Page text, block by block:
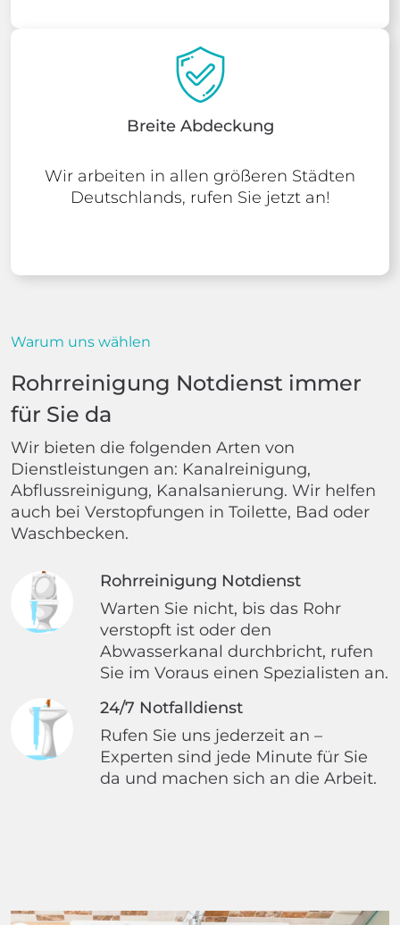
Breite Abdeckung
Wir arbeiten in allen größeren Städten
Deutschlands, rufen Sie jetzt an!
Warum uns wählen
Rohrreinigung Notdienst immer
für Sie da
Wir bieten die folgenden Arten von
Dienstleistungen an: Kanalreinigung,
Abflussreinigung, Kanalsanierung. Wir helfen
auch bei Verstopfungen in Toilette, Bad oder
Waschbecken.
Rohrreinigung Notdienst
Warten Sie nicht, bis das Rohr
verstopft ist oder den
Abwasserkanal durchbricht, rufen
Sie im Voraus einen Spezialisten an.
24/7 Notfalldienst
Rufen Sie uns jederzeit an –
Experten sind jede Minute für Sie
da und machen sich an die Arbeit.